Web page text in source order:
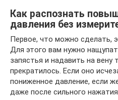
Как распознать
давления без
Первое, что можно сделать,
Для этого вам нужно
запястья и надавить на вену
прекратилось. Если оно
пониженное давление, если
даже после сильного